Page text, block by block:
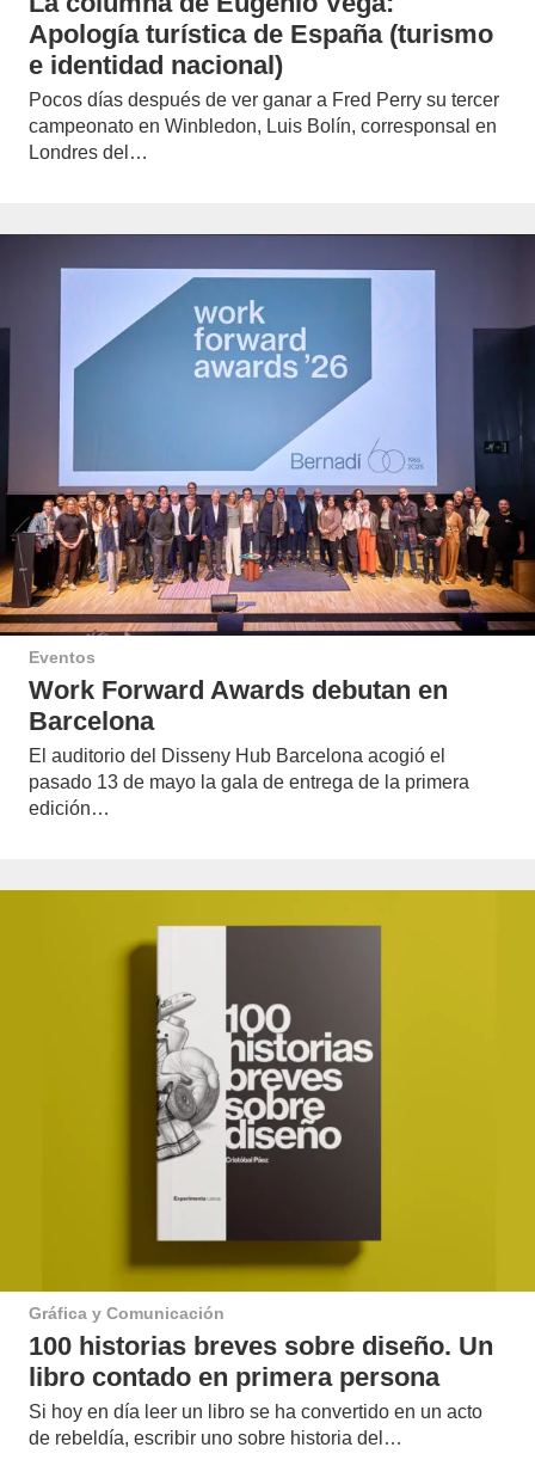
Apología turística de España (turismo
e identidad nacional)
Pocos días después de ver ganar a Fred Perry su tercer
campeonato en Winbledon, Luis Bolín, corresponsal en
Londres del…
Eventos
Work Forward Awards debutan en
Barcelona
El auditorio del Disseny Hub Barcelona acogió el
pasado 13 de mayo la gala de entrega de la primera
edición…
Gráfica y Comunicación
100 historias breves sobre diseño. Un
libro contado en primera persona
Si hoy en día leer un libro se ha convertido en un acto
de rebeldía, escribir uno sobre historia del…